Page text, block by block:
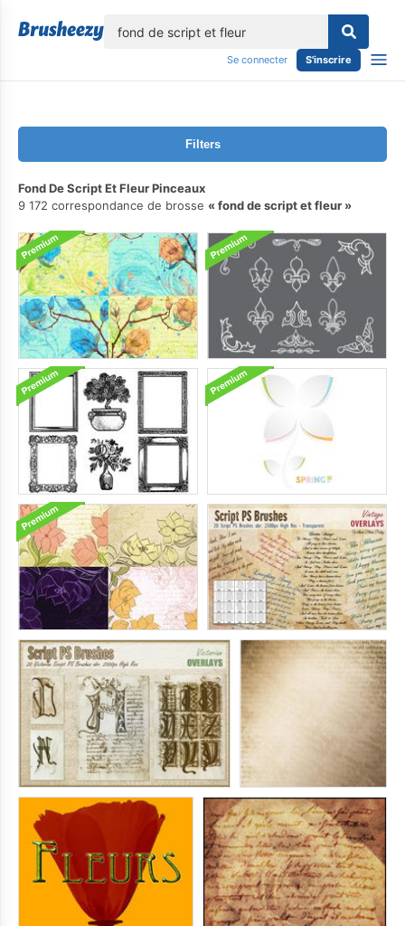
Se connecter S'inscrire
Filters
Fond De Script Et Fleur Pinceaux
9 172 correspondance de brosse
fond de script et fleur